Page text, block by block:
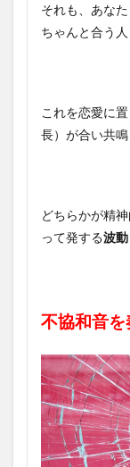
それも、あな
ちゃんと合う人
これを恋愛に
長）が合い共鳴
どちらかが精
って発する波
不協和音